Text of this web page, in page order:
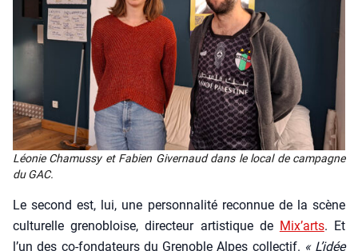
Léo­nie Cha­mus­sy et Fabien Giver­naud dans le local de cam­pagne
du GAC.
Le second est, lui, une per­son­na­li­té recon­nue de la scène
cultu­relle gre­no­bloise, direc­teur artis­tique de Mix’arts. Et
l’un des co-fon­da­teurs du Gre­noble Alpes col­lec­tif. « L’i­dée